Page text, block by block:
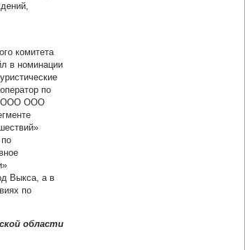
комитета
в номинации
по
ООО ООО
Выкса, а в
по
области